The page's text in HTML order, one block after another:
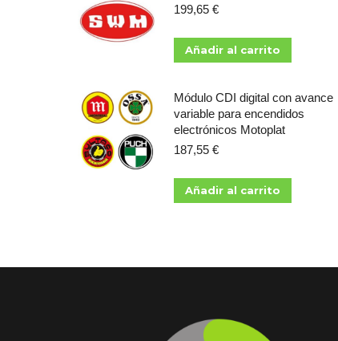
199,65 €
Añadir al carrito
Módulo CDI digital con avance
variable para encendidos
electrónicos Motoplat
187,55 €
Añadir al carrito